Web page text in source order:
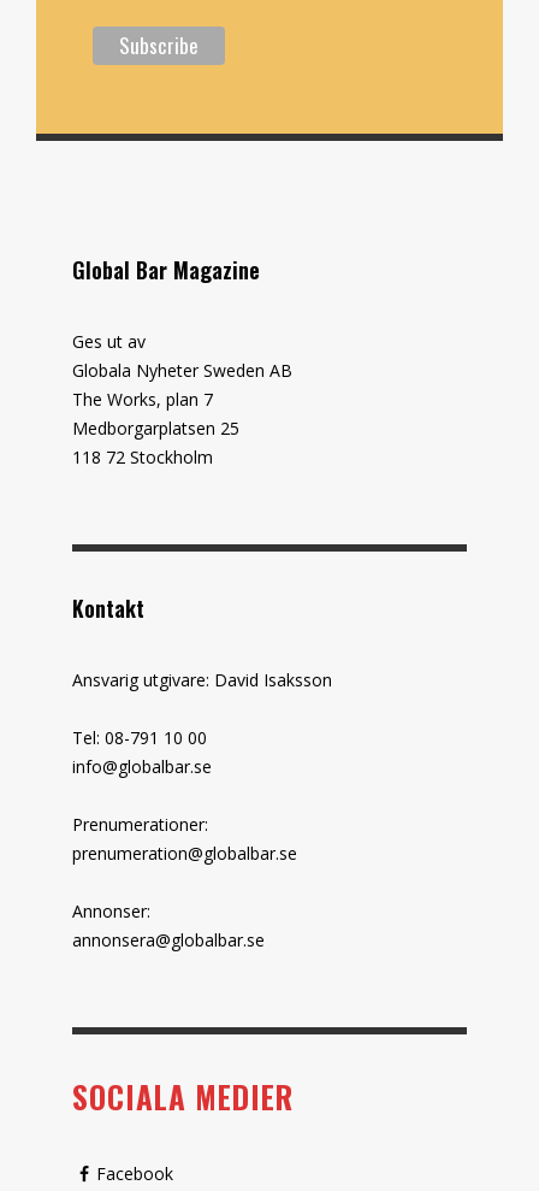
Global Bar Magazine
Ges ut av
Globala Nyheter Sweden AB
The Works, plan 7
Medborgarplatsen 25
118 72 Stockholm
Kontakt
Ansvarig utgivare: David Isaksson
Tel: 08-791 10 00
info@globalbar.se
Prenumerationer:
prenumeration@globalbar.se
Annonser:
annonsera@globalbar.se
SOCIALA MEDIER
Facebook